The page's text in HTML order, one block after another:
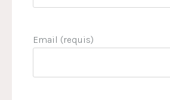
Email (requis)